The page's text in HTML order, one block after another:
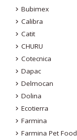
Bubimex
Calibra
Catit
CHURU
Cotecnica
Dapac
Delmocan
Dolina
Ecotierra
Farmina
Farmina Pet Food